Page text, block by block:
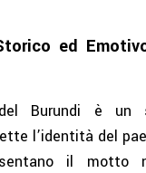
ed
Burundi è un
l’identità del
il motto